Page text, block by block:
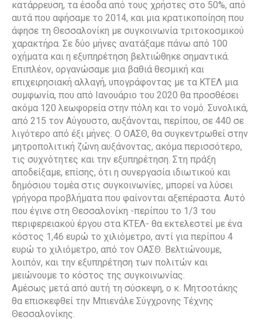
κατάρρευση, τα έσοδα από τους χρήστες στο 50%, από
αυτά που αφήσαμε το 2014, και μια κρατικοποίηση που
άφησε τη Θεσσαλονίκη με συγκοινωνία τριτοκοσμικού
χαρακτήρα. Σε δύο μήνες ανατάξαμε πάνω από 100
οχήματα και η εξυπηρέτηση βελτιώθηκε σημαντικά.
Επιπλέον, οργανώσαμε μια βαθιά θεσμική και
επιχειρησιακή αλλαγή, υπογράφοντας με τα ΚΤΕΛ μια
συμφωνία, που από Ιανουάριο του 2020 θα προσθέσει
ακόμα 120 λεωφορεία στην πόλη και το νομό. Συνολικά,
από 215 τον Αύγουστο, αυξάνονται, περίπου, σε 440 σε
λιγότερο από έξι μήνες. Ο ΟΑΣΘ, θα συγκεντρωθεί στην
μητροπολιτική ζώνη αυξάνοντας, ακόμα περισσότερο,
τις συχνότητες και την εξυπηρέτηση. Στη πράξη
αποδείξαμε, επίσης, ότι η συνεργασία ιδιωτικού και
δημόσιου τομέα στις συγκοινωνίες, μπορεί να λύσει
γρήγορα προβλήματα που φαίνονται αξεπέραστα. Αυτό
που έγινε στη Θεσσαλονίκη -περίπου το 1/3 του
περιφερειακού έργου στα ΚΤΕΛ- θα εκτελεστεί με ένα
κόστος 1,46 ευρώ το χιλιόμετρο, αντί για περίπου 4
ευρώ το χιλιόμετρο, από τον ΟΑΣΘ. Βελτιώνουμε,
λοιπόν, και την εξυπηρέτηση των πολιτών και
μειώνουμε το κόστος της συγκοινωνίας.
Αμέσως μετά από αυτή τη σύσκεψη, ο κ. Μητσοτάκης
θα επισκεφθεί την Mπιενάλε Σύγχρονης Τέχνης
Θεσσαλονίκης.